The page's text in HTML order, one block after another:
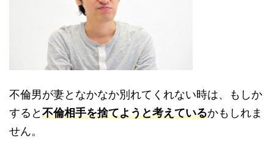
不倫男が妻となかなか別れてくれない時は、もしか
すると不倫相手を捨てようと考えているかもしれま
せん。